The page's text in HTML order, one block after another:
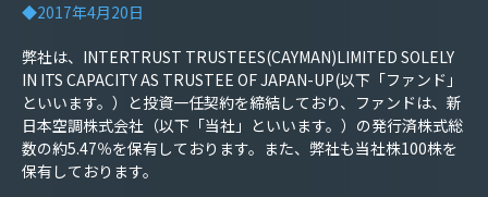
◆2017年4月20日
弊社は、INTERTRUST TRUSTEES(CAYMAN)LIMITED SOLELY
IN ITS CAPACITY AS TRUSTEE OF JAPAN-UP(以下「ファンド」
といいます。）と投資一任契約を締結しており、ファンドは、新
日本空調株式会社（以下「当社」といいます。）の発行済株式総
数の約5.47％を保有しております。また、弊社も当社株100株を
保有しております。